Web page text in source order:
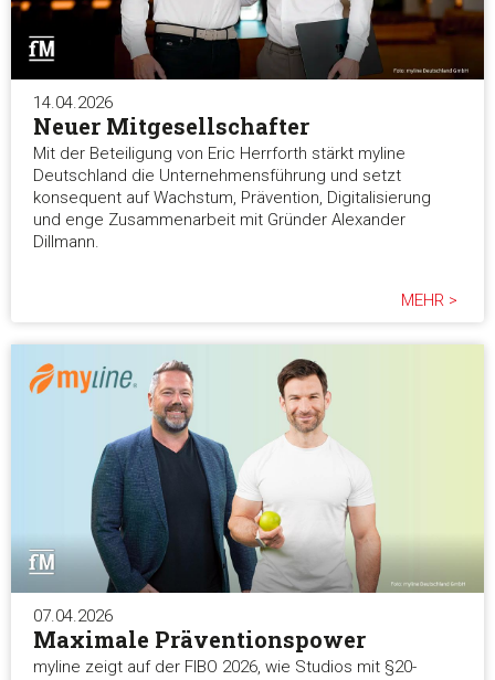
14.04.2026
Neuer Mitgesellschafter
Mit der Beteiligung von Eric Herrforth stärkt myline
Deutschland die Unternehmensführung und setzt
konsequent auf Wachstum, Prävention, Digitalisierung
und enge Zusammenarbeit mit Gründer Alexander
Dillmann.
MEHR >
07.04.2026
Maximale Präventionspower
myline zeigt auf der FIBO 2026, wie Studios mit §20-